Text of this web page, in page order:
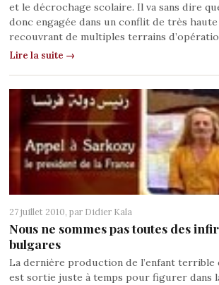
et le décrochage scolaire. Il va sans dire
donc engagée dans un conflit de très
recouvrant de multiples terrains
Lire la suite →
27 juillet 2010, par Didier Kala
Nous ne sommes pas toutes des
bulgares
La dernière production de l’enfant terrible
est sortie juste à temps pour figurer dans